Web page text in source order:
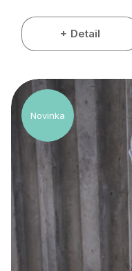
Detail
Novinka